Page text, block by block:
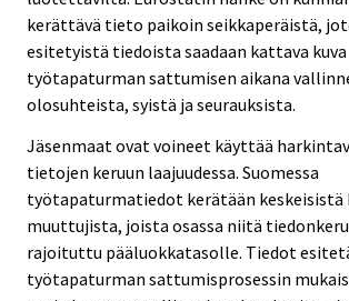
kerättävä tieto paikoin seikkaperäistä,
esitetyistä tiedoista saadaan kattava kuva
työtapaturman sattumisen aikana
olosuhteista, syistä ja seurauksista.
Jäsenmaat ovat voineet käyttää
tietojen keruun laajuudessa. Suomessa
työtapaturmatiedot kerätään keskeisistä
muuttujista, joista osassa niitä
rajoituttu pääluokkatasolle. Tiedot
työtapaturman sattumisprosessin